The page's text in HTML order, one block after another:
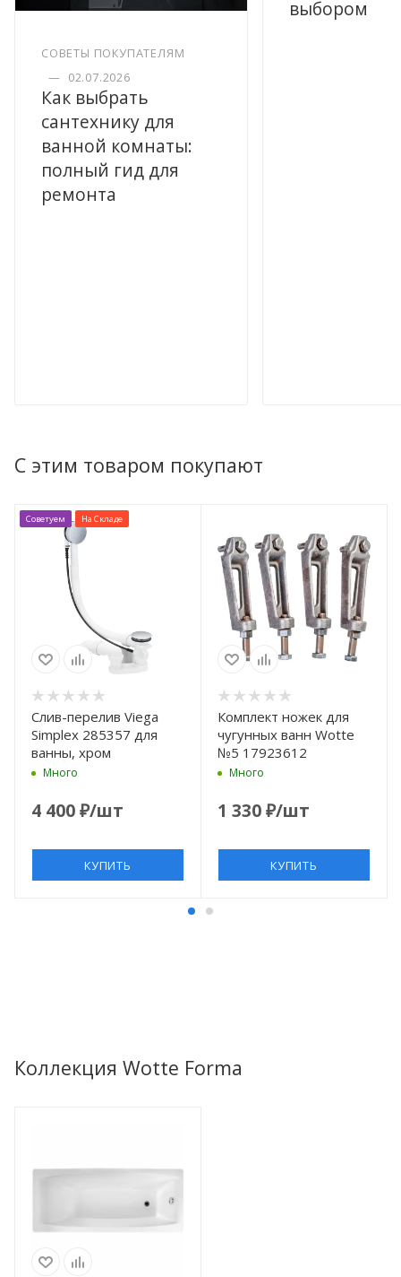
СОВЕТЫ ПОКУПАТЕЛЯМ
— 02.07.2026
Как выбрать
сантехнику для
ванной комнаты:
полный гид для
ремонта
выбором
С этим товаром покупают
Советуем На Складе
Слив-перелив Viega
Simplex 285357 для
ванны, хром
Много
4 400₽/шт
КУПИТЬ
Комплект ножек для
чугунных ванн Wotte
№5 17923612
Много
1 330₽/шт
КУПИТЬ
Коллекция Wotte Forma